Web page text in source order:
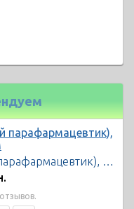
Вин Вита 1 литр (природный парафармацевтик), Экофарм